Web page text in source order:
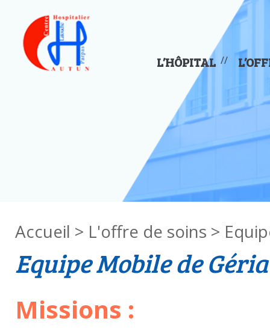
L’HÔPITAL
Accueil > L'offre de soins >
Equipe Mobile de
Missions :